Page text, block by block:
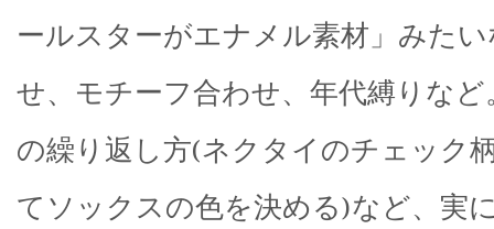
ールスターがエナメル素材」みた
せ、モチーフ合わせ、年代縛りな
の繰り返し方(ネクタイのチェック
てソックスの色を決める)など、実